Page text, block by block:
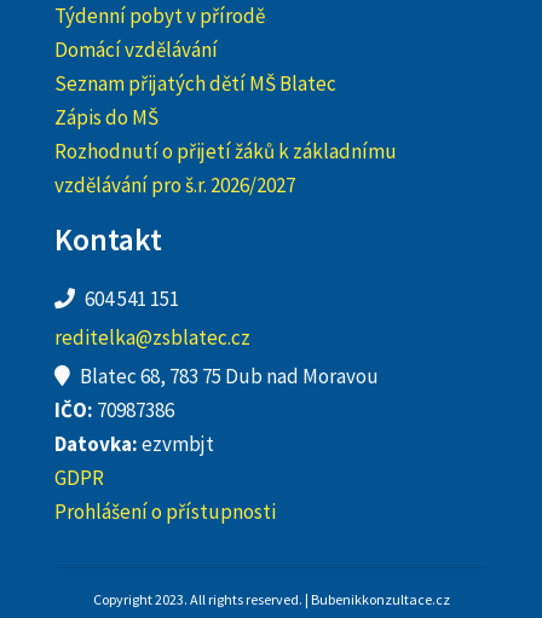
Týdenní pobyt v přírodě
Domácí vzdělávání
Seznam přijatých dětí MŠ Blatec
Zápis do MŠ
Rozhodnutí o přijetí žáků k základnímu
vzdělávání pro š.r. 2026/2027
Kontakt
604 541 151
reditelka@zsblatec.cz
Blatec 68, 783 75 Dub nad Moravou
IČO: 70987386
Datovka:ezvmbjt
GDPR
Prohlášení o přístupnosti
Copyright 2023. All rights reserved. | Bubenikkonzultace.cz